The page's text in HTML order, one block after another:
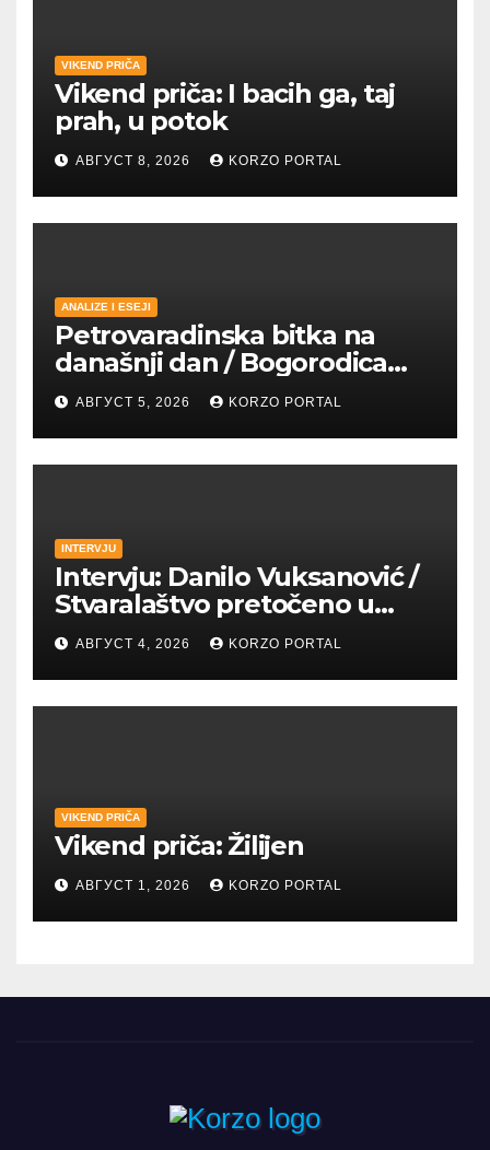
VIKEND PRIČA
Vikend priča: I bacih ga, taj
prah, u potok
АВГУСТ 8, 2026 KORZO PORTAL
ANALIZE I ESEJI
Petrovaradinska bitka na
današnji dan / Bogorodica
pobednica u
petrovaradinskom Podgrađu
АВГУСТ 5, 2026 KORZO PORTAL
INTERVJU
Intervju: Danilo Vuksanović /
Stvaralaštvo pretočeno u
umetnost i reči
АВГУСТ 4, 2026 KORZO PORTAL
VIKEND PRIČA
Vikend priča: Žilijen
АВГУСТ 1, 2026 KORZO PORTAL